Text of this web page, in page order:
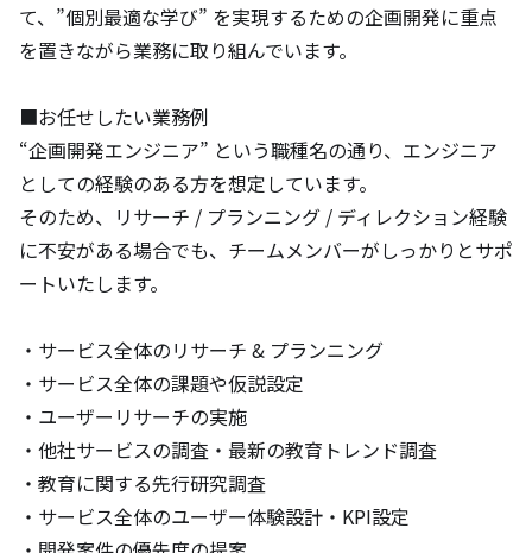
て、”個別最適な学び” を実現するための企画開発に重点
を置きながら業務に取り組んでいます。
■お任せしたい業務例
“企画開発エンジニア” という職種名の通り、エンジニア
としての経験のある方を想定しています。
そのため、リサーチ / プランニング / ディレクション経験
に不安がある場合でも、チームメンバーがしっかりとサポ
ートいたします。
・サービス全体のリサーチ & プランニング
・サービス全体の課題や仮説設定
・ユーザーリサーチの実施
・他社サービスの調査・最新の教育トレンド調査
・教育に関する先行研究調査
・サービス全体のユーザー体験設計・KPI設定